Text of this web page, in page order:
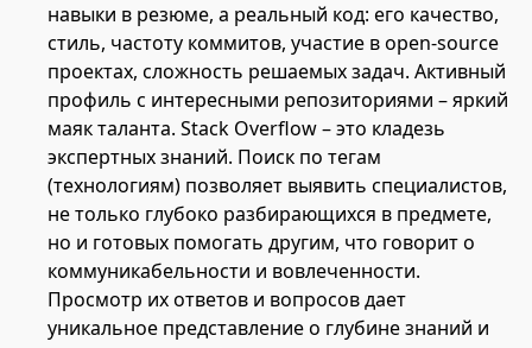
навыки в резюме, а реальный код: его качество,
стиль, частоту коммитов, участие в open-source
проектах, сложность решаемых задач. Активный
профиль с интересными репозиториями – яркий
маяк таланта. Stack Overflow – это кладезь
экспертных знаний. Поиск по тегам
(технологиям) позволяет выявить специалистов,
не только глубоко разбирающихся в предмете,
но и готовых помогать другим, что говорит о
коммуникабельности и вовлеченности.
Просмотр их ответов и вопросов дает
уникальное представление о глубине знаний и